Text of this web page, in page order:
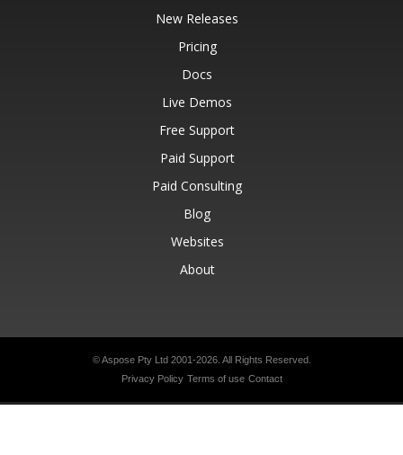
New Releases
Pricing
Docs
Live Demos
Free Support
Paid Support
Paid Consulting
Blog
Websites
About
© Aspose Pty Ltd 2001-2026. All Rights Reserved.
Privacy Policy Terms of use Contact